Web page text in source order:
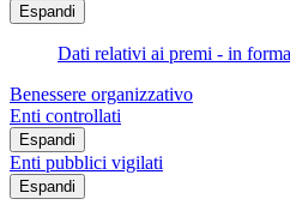
Espandi
Dati relativi ai premi - in
Benessere organizzativo
Enti controllati
Espandi
Enti pubblici vigilati
Espandi